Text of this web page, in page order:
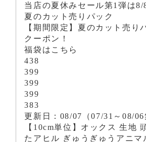
当店の夏休みセール第1弾は8/
夏のカット売りパック
【期間限定】夏のカット売り
クーポン！
福袋はこちら
438
399
399
399
383
更新日：08/07（07/31～08/06
【10cm単位】オックス 生地
たアヒル ぎゅうぎゅうアニマ